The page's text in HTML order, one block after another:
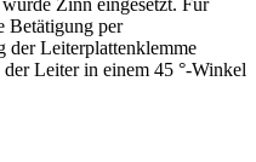
Zinn eingesetzt. Für
Betätigung per
der Leiterplattenklemme
Leiter in einem 45 °-Winkel